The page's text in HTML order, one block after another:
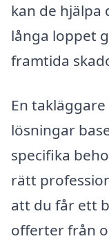
kan de hjälpa
långa loppet
framtida
En
lösningar
specifika
rätt
att du får ett
offerter från